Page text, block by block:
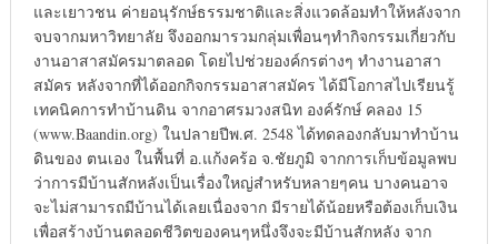
และเยาวชน ค่ายอนุรักษ์ธรรมชาติและสิ่งแวดล้อมทำให้หลังจาก
จบจากมหาวิทยาลัย จึงออกมารวมกลุ่มเพื่อนๆทำกิจกรรมเกี่ยวกับ
งานอาสาสมัครมาตลอด โดยไปช่วยองค์กรต่างๆ ทำงานอาสา
สมัคร หลังจากที่ได้ออกกิจกรรมอาสาสมัคร ได้มีโอกาสไปเรียนรู้
เทคนิคการทำบ้านดิน จากอาศรมวงสนิท องค์รักษ์ คลอง 15
(www.Baandin.org) ในปลายปีพ.ศ. 2548 ได้ทดลองกลับมาทำบ้าน
ดินของ ตนเอง ในพื้นที่ อ.แก้งคร้อ จ.ชัยภูมิ จากการเก็บข้อมูลพบ
ว่าการมีบ้านสักหลังเป็นเรื่องใหญ่สำหรับหลายๆคน บางคนอาจ
จะไม่สามารถมีบ้านได้เลยเนื่องจาก มีรายได้น้อยหรือต้องเก็บเงิน
เพื่อสร้างบ้านตลอดชีวิตของคนๆหนึ่งจึงจะมีบ้านสักหลัง จาก